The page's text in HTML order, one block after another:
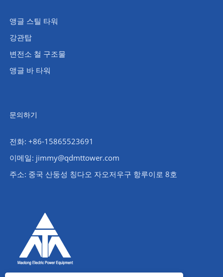
앵글 스틸 타워
강관탑
변전소 철 구조물
앵글 바 타워
문의하기
전화: +86-15865523691
이메일: jimmy@qdmttower.com
주소: 중국 산둥성 칭다오 자오저우구 항루이로 8호